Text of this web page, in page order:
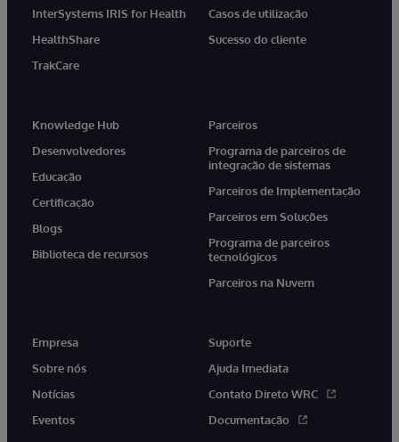
InterSystems IRIS for Health
HealthShare
TrakCare
Casos de utilização
Sucesso do cliente
Knowledge Hub
Desenvolvedores
Educação
Certificação
Blogs
Biblioteca de recursos
Parceiros
Programa de parceiros de
integração de sistemas
Parceiros de Implementação
Parceiros em Soluções
Programa de parceiros
tecnológicos
Parceiros na Nuvem
Empresa
Sobre nós
Notícias
Eventos
Suporte
Ajuda Imediata
Contato Direto WRC
Documentação